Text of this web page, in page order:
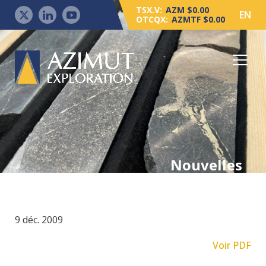
TSX.V: AZM $0.00
OTCQX: AZMTF $0.00 EN
Nouvelles
9 déc. 2009
Voir PDF